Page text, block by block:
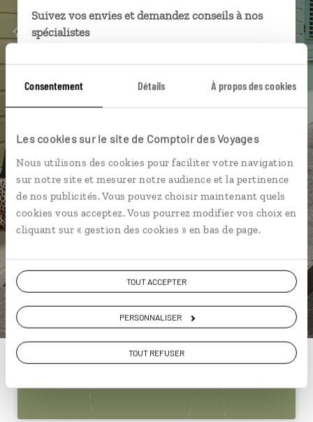
Consentement Détails À propos des cookies
Les cookies sur le site de Comptoir des Voyages
Nous utilisons des cookies pour faciliter votre navigation
sur notre site et mesurer notre audience et la pertinence
de nos publicités. Vous pouvez choisir maintenant quels
cookies vous acceptez. Vous pourrez modifier vos choix en
cliquant sur « gestion des cookies » en bas de page.
TOUT ACCEPTER
PERSONNALISER
TOUT REFUSER
Suivez vos envies et demandez conseils à nos
spécialistes
Ils sauront organiser votre itinéraire au plus
près de vos envies et de la réalité du pays.
Échangez en face à face ou depuis nos studios
téléphone.
Vous gardez le même interlocuteur avant,
pendant et après votre voyage.
ou
Construisez votre voyage avec un spécialiste
Martinique
01 53 10 21 61